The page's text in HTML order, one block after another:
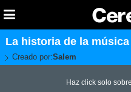
La historia de la música
Creado por:Salem
Haz click solo